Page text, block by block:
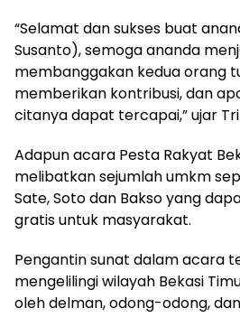
“Selamat dan sukses buat
Susanto), semoga ananda
membanggakan kedua orang
memberikan kontribusi, dan
citanya dapat tercapai,” ujar Tri.
Adapun acara Pesta Rakyat
melibatkan sejumlah umkm
Sate, Soto dan Bakso yang
gratis untuk masyarakat.
Pengantin sunat dalam acara
mengelilingi wilayah Bekasi
oleh delman, odong-odong,